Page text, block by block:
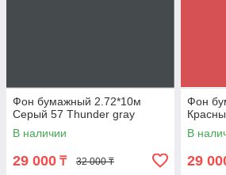
Фон бумажный 2.72*10м
Серый 57 Thunder gray
В наличии
29 000 ₸ 32 000 ₸
Фон
В
29